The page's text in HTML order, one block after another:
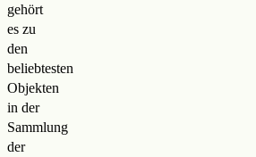
gehört
es zu
den
beliebtesten
Objekten
in der
Sammlung
der